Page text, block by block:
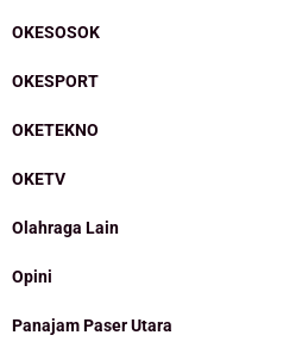
OKESOSOK
OKESPORT
OKETEKNO
OKETV
Olahraga Lain
Opini
Panajam Paser Utara